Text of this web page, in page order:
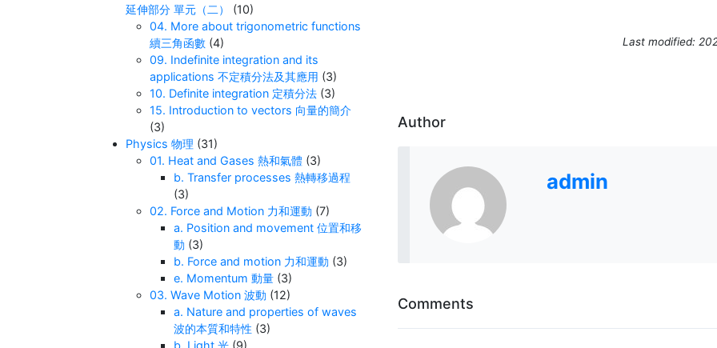
Last modified:
Author
admin
Comments
延伸部分 單元（二）
(10)
04. More about trigonometric functions
續三角函數 (4)
09. Indefinite integration and its
applications 不定積分法及其應用 (3)
10. Definite integration 定積分法 (3)
15. Introduction to vectors 向量的簡介
(3)
Physics 物理 (31)
01. Heat and Gases 熱和氣體 (3)
b. Transfer processes 熱轉移過程
(3)
02. Force and Motion 力和運動 (7)
a. Position and movement 位置和移
動 (3)
b. Force and motion 力和運動 (3)
e. Momentum 動量 (3)
03. Wave Motion 波動 (12)
a. Nature and properties of waves
波的本質和特性 (3)
b. Light 光 (9)